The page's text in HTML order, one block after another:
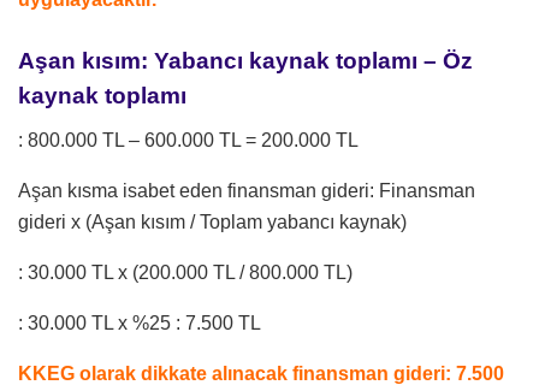
Aşan kısım: Yabancı kaynak toplamı – Öz
kaynak toplamı
: 800.000 TL – 600.000 TL = 200.000 TL
Aşan kısma isabet eden finansman gideri: Finansman
gideri x (Aşan kısım / Toplam yabancı kaynak)
: 30.000 TL x (200.000 TL / 800.000 TL)
: 30.000 TL x %25 : 7.500 TL
KKEG olarak dikkate alınacak finansman gideri: 7.500